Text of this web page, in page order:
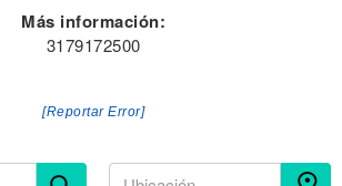
Más información:
3179172500
[Reportar Error]